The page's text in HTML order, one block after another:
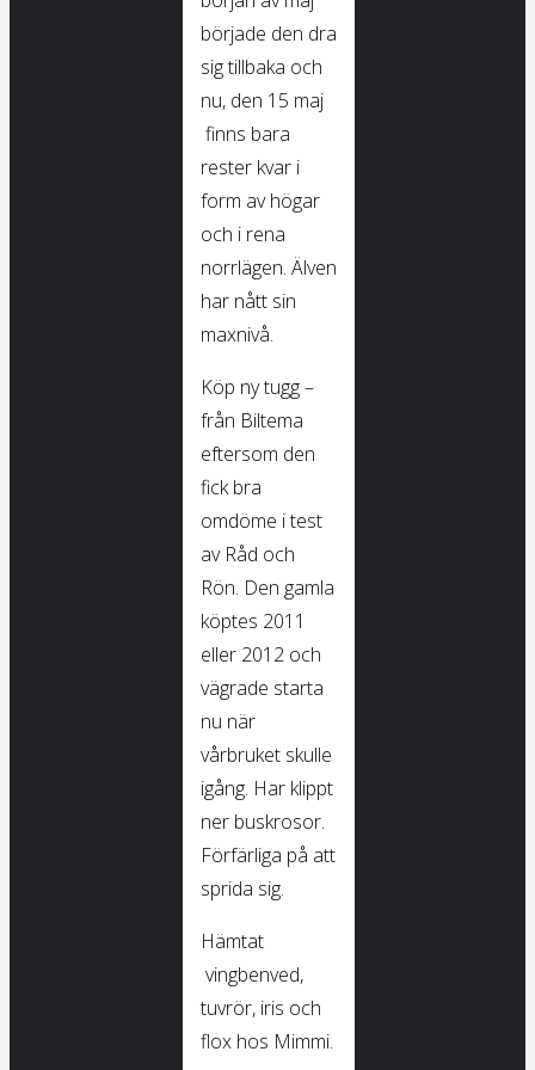
började den dra
sig tillbaka och
nu, den 15 maj
finns bara
rester kvar i
form av högar
och i rena
norrlägen. Älven
har nått sin
maxnivå.
Köp ny tugg –
från Biltema
eftersom den
fick bra
omdöme i test
av Råd och
Rön. Den gamla
köptes 2011
eller 2012 och
vägrade starta
nu när
vårbruket skulle
igång. Har klippt
ner buskrosor.
Förfärliga på att
sprida sig.
Hämtat
vingbenved,
tuvrör, iris och
flox hos Mimmi.